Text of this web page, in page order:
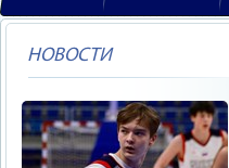
НОВОСТИ